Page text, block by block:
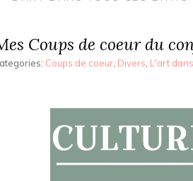
Coups de coeur du
Coups de coeur Divers L'art